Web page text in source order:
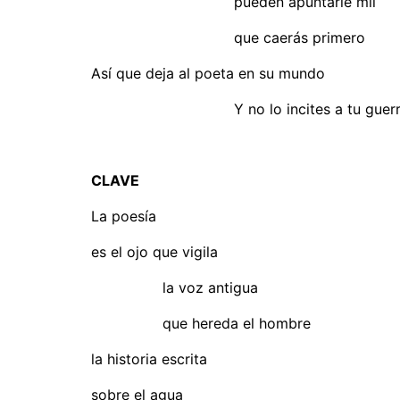
que caerás primero
Así que deja al poeta en su mundo
Y no lo incites a tu
CLAVE
La poesía
es el ojo que vigila
la voz antigua
que hereda el hombre
la historia escrita
sobre el agua